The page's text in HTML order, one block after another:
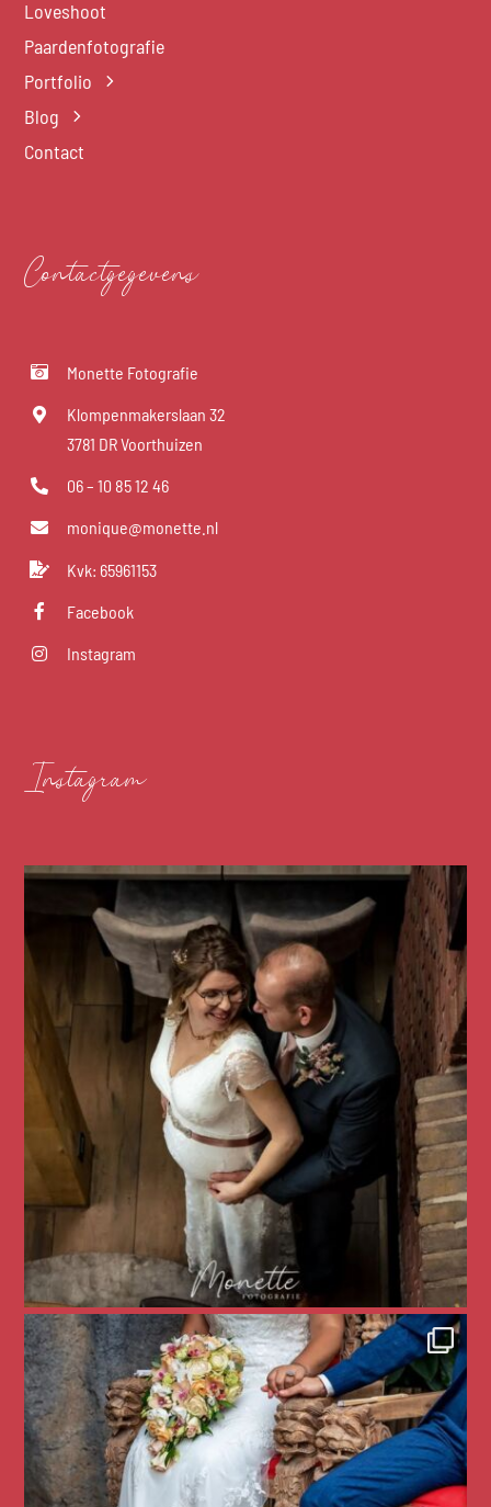
Loveshoot
Paardenfotografie
Portfolio
Blog
Contact
Contactgegevens
Monette Fotografie
Klompenmakerslaan 32
3781 DR Voorthuizen
06 – 10 85 12 46
monique@monette.nl
Kvk: 65961153
Facebook
Instagram
Instagram